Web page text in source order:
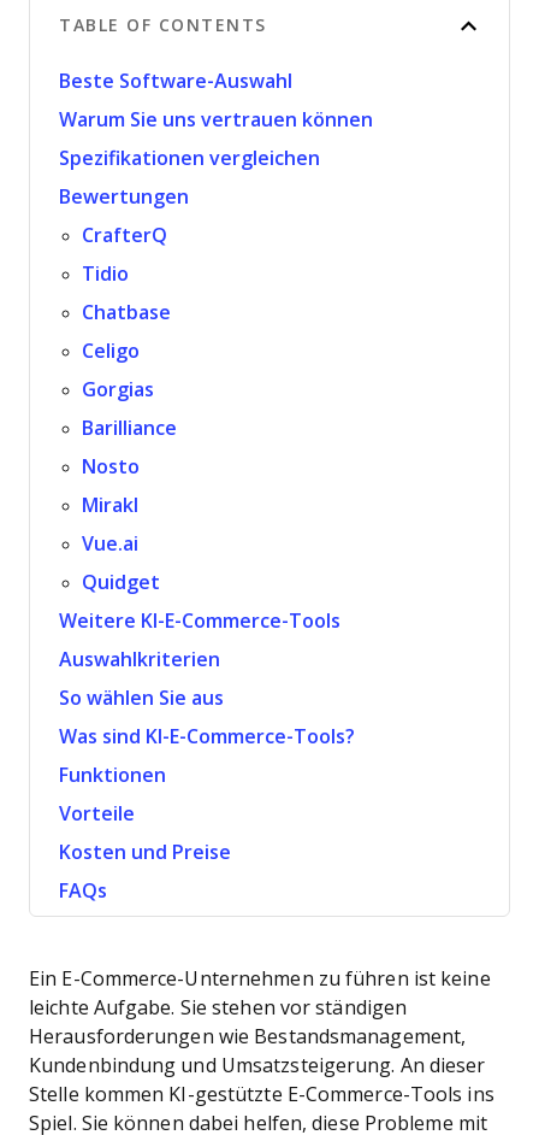
TABLE OF CONTENTS
Beste Software-Auswahl
Warum Sie uns vertrauen können
Spezifikationen vergleichen
Bewertungen
CrafterQ
Tidio
Chatbase
Celigo
Gorgias
Barilliance
Nosto
Mirakl
Vue.ai
Quidget
Weitere KI-E-Commerce-Tools
Auswahlkriterien
So wählen Sie aus
Was sind KI-E-Commerce-Tools?
Funktionen
Vorteile
Kosten und Preise
FAQs
Ein E-Commerce-Unternehmen zu führen ist keine
leichte Aufgabe. Sie stehen vor ständigen
Herausforderungen wie Bestandsmanagement,
Kundenbindung und Umsatzsteigerung. An dieser
Stelle kommen KI-gestützte E-Commerce-Tools ins
Spiel. Sie können dabei helfen, diese Probleme mit